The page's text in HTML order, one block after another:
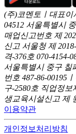
(주)코멘토ㅣ대표이
04512 서울특별시
매업신고번호 제
신고 서울청 제
격-376호 070-4154-
서울특별시 중구 칠
번호 487-86-00195
구-2580호 직업정보
생교육시설신고 제
이용약관
개인정보처리방침